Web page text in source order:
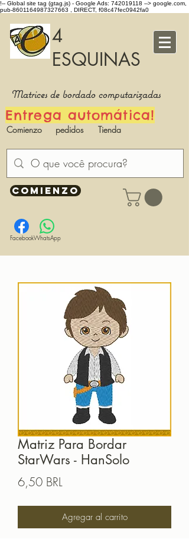
!-- Global site tag (gtag.js) - Google Ads: 742019118 --> google.com,
pub-8601164987327663 , DIRECT, f08c47fec0942fa0
4
ESQUINAS
Matrices de bordado computarizadas
Entrega automática!
Comienzo pedidos Tienda
COMIENZO
FacebookWhatsApp
Matriz Para Bordar
StarWars - HanSolo
6,50 BRL
Agregar al carrito